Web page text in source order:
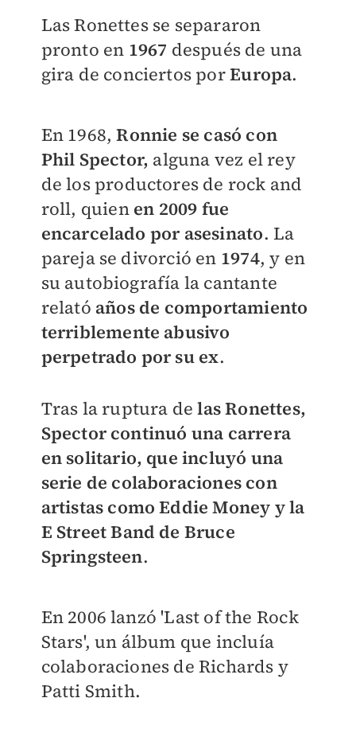
Las Ronettes se separaron
pronto en 1967 después de una
gira de conciertos porEuropa.
En 1968, Ronnie se casó con
Phil Spector, alguna vez el rey
de los productores de rock and
roll, quien en 2009 fue
encarcelado por asesinato. La
pareja se divorció en 1974, y en
su autobiografía la cantante
relató años de comportamiento
terriblemente abusivo
perpetrado por su ex.
Tras la ruptura de las Ronettes,
Spector continuó una carrera
en solitario, que incluyó una
serie de colaboraciones con
artistas como Eddie Money y la
E Street Band de Bruce
Springsteen.
En 2006 lanzó 'Last of the Rock
Stars', un álbum que incluía
colaboraciones de Richards y
Patti Smith.